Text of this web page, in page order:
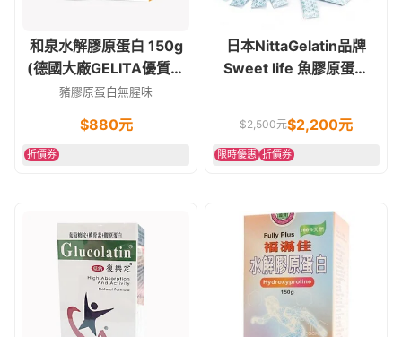
和泉水解膠原蛋白 150g
(德國大廠GELITA優質原
料)
豬膠原蛋白無腥味
$880元
折價券
日本NittaGelatin品牌
Sweet life 魚膠原蛋白
$2,500元$2,200元
限時優惠 折價券